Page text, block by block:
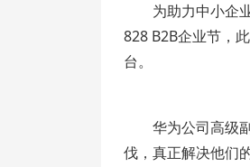
为助力中小企
828 B2B企业节，
台。
华为公司高级
伐，真正解决他们